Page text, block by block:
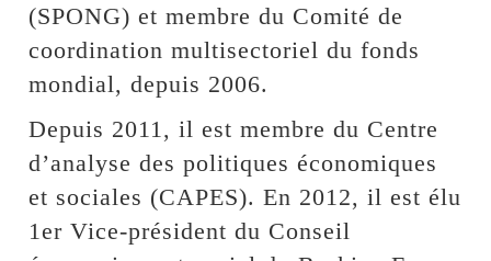
(SPONG) et membre du Comité de
coordination multisectoriel du fonds
mondial, depuis 2006.
Depuis 2011, il est membre du Centre
d’analyse des politiques économiques
et sociales (CAPES). En 2012, il est élu
1er Vice-président du Conseil